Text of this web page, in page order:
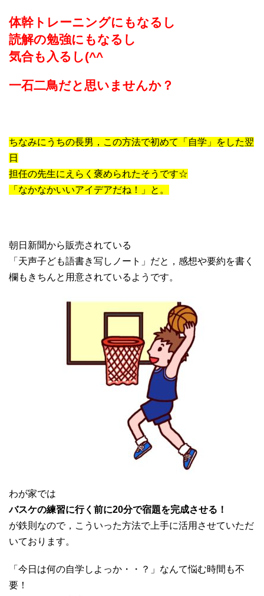
体幹トレーニングにもなるし
読解の勉強にもなるし
気合も入るし(^^
一石二鳥だと思いませんか？
ちなみにうちの長男，この方法で初めて「自学」をした翌
日
担任の先生にえらく褒められたそうです☆
「なかなかいいアイデアだね！」と。
朝日新聞から販売されている
「天声子ども語書き写しノート」だと，感想や要約を書く
欄もきちんと用意されているようです。
わが家では
バスケの練習に行く前に20分で宿題を完成させる！
が鉄則なので，こういった方法で上手に活用させていただ
いております。
「今日は何の自学しよっか・・？」なんて悩む時間も不
要！